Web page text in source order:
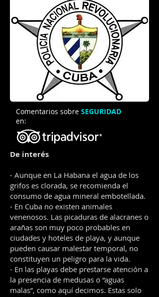
De interés
- Aunque en La Habana el agua de los
grifos es clorada, se recomienda el
consumo de agua mineral embotellada.
- En Cuba no existen animales
venenosos. Las picaduras de alacranes o
arañas son muy poco probables en
ciudades y hoteles de playa, y aunque
pueden causar malestar temporal, no
constituyen un peligro para la vida.
- En las playas debe prestarse atención a
la presencia de medusas o “aguas
malas”, como aquí decimos. Estas solo
Comentarios sobre SEGURIDAD
en: